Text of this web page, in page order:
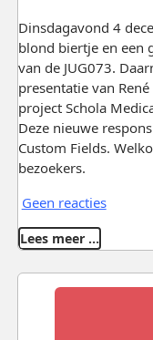
Dinsdagavond 4
blond biertje en een
van de JUG073.
presentatie van
project Schola
Deze nieuwe
Custom Fields.
bezoekers.
Geen reacties
Lees meer …